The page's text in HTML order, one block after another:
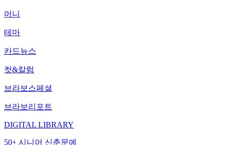
머니
테마
카드뉴스
컷&칼럼
브라보스페셜
브라보리포트
DIGITAL LIBRARY
50+ 시니어 신춘문예